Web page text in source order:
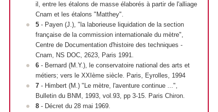
il, entre les étalons de masse élaborés à partir de l'alliage
Cnam et les étalons "Matthey".
5 - Payen (J.), "la laborieuse liquidation de la section
française de la commission internationale du mètre",
Centre de Documentation d'histoire des techniques -
Cnam, NS DOC, 2623, Paris 1991.
6 - Bernard (M.Y.), le conservatoire national des arts et
métiers; vers le XXI ème siècle. Paris, Eyrolles, 1994
7 - Himbert (M.) "Le mètre, l'aventure continue ...",
Bulletin du BNM, 1993, vol.93, pp 3-15. Paris Chiron.
8 - Décret du 28 mai 1969.